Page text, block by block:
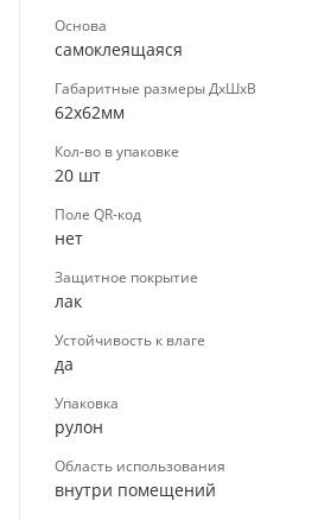
Основа
самоклеящаяся
Габаритные размеры ДхШхВ
62х62мм
Кол-во в упаковке
20 шт
Поле QR-код
нет
Защитное покрытие
лак
Устойчивость к влаге
да
Упаковка
рулон
Область использования
внутри помещений